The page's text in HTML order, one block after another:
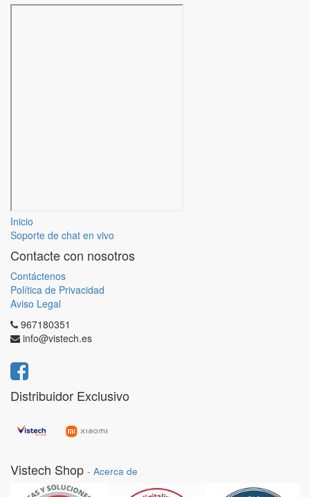
Inicio
Soporte de chat en vivo
Contacte con nosotros
Contáctenos
Política de Privacidad
Aviso Legal
967180351
info@vistech.es
Distribuidor Exclusivo
Vistech Shop - Acerca de